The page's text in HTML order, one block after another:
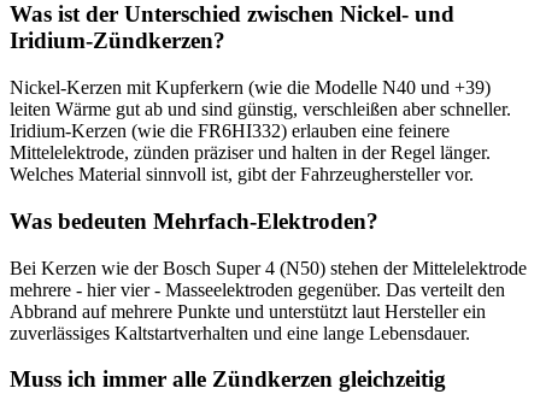
Was ist der Unterschied zwischen Nickel- und
Iridium-Zündkerzen?
Nickel-Kerzen mit Kupferkern (wie die Modelle N40 und +39)
leiten Wärme gut ab und sind günstig, verschleißen aber schneller.
Iridium-Kerzen (wie die FR6HI332) erlauben eine feinere
Mittelelektrode, zünden präziser und halten in der Regel länger.
Welches Material sinnvoll ist, gibt der Fahrzeughersteller vor.
Was bedeuten Mehrfach-Elektroden?
Bei Kerzen wie der Bosch Super 4 (N50) stehen der Mittelelektrode
mehrere - hier vier - Masseelektroden gegenüber. Das verteilt den
Abbrand auf mehrere Punkte und unterstützt laut Hersteller ein
zuverlässiges Kaltstartverhalten und eine lange Lebensdauer.
Muss ich immer alle Zündkerzen gleichzeitig